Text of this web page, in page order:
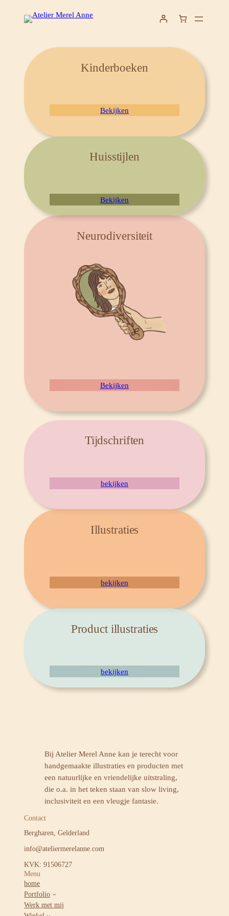
Kinderboeken
Bekijken
Huisstijlen
Bekijken
Neurodiversiteit
Bekijken
Tijdschriften
bekijken
Illustraties
bekijken
Product illustraties
bekijken
Bij Atelier Merel Anne kan je terecht voor
handgemaakte illustraties en producten met
een natuurlijke en vriendelijke uitstraling,
die o.a. in het teken staan van slow living,
inclusiviteit en een vleugje fantasie.
Contact
Bergharen, Gelderland
info@ateliermerelanne.com
KVK: 91506727
Menu
home
Portfolio
Werk met mij